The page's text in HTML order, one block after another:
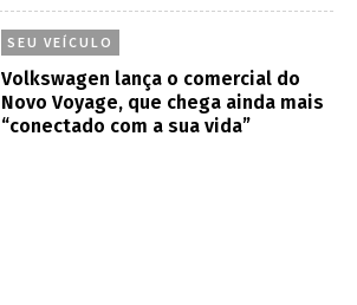
SEU VEÍCULO
Volkswagen lança o comercial do
Novo Voyage, que chega ainda mais
“conectado com a sua vida”